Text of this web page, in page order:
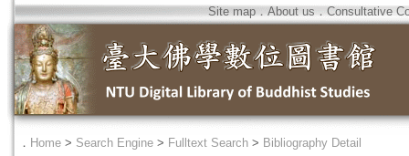
Site map．About us ． Consultative
． Home > Search Engine > Fulltext Search > Bibliography Detail